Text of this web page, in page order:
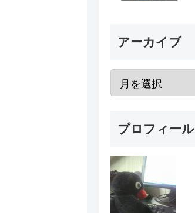
アーカイブ
プロフィール